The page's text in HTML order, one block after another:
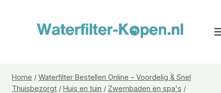
Home / Waterfilter Bestellen Online – Voordelig & Snel
Thuisbezorgt / Huis en tuin / Zwembaden en spa's /